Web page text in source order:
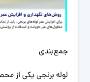
جمع‌بندی
لوله برنجی یکی از